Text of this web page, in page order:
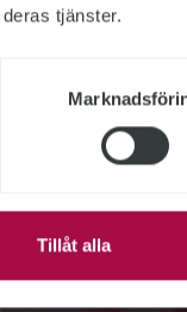
tjänster.
Tillåt alla